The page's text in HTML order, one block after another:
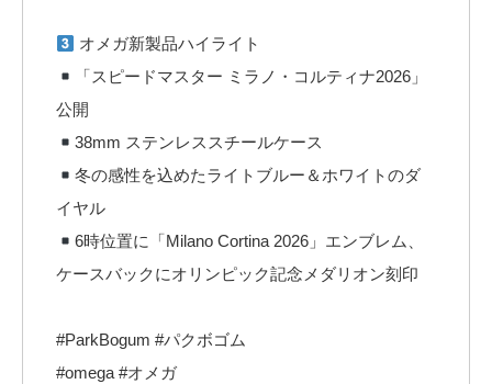
オメガ新製品ハイライト
「スピードマスター ミラノ・コルティナ2026」
公開
38mm ステンレススチールケース
冬の感性を込めたライトブルー＆ホワイトのダ
イヤル
6時位置に「Milano Cortina 2026」エンブレム、
ケースバックにオリンピック記念メダリオン刻印
#ParkBogum #パクボゴム
#omega #オメガ